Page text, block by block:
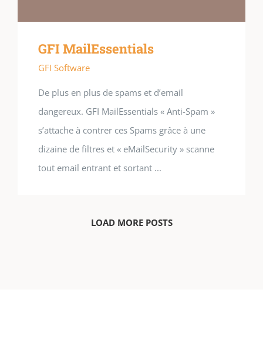
GFI MailEssentials
GFI Software
De plus en plus de spams et d’email
dangereux. GFI MailEssentials « Anti-Spam »
s’attache à contrer ces Spams grâce à une
dizaine de filtres et « eMailSecurity » scanne
tout email entrant et sortant ...
LOAD MORE POSTS